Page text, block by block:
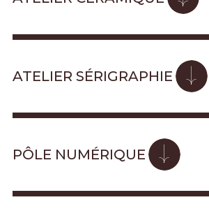
ATELIER SÉRIGRAPHIE
PÔLE NUMÉRIQUE